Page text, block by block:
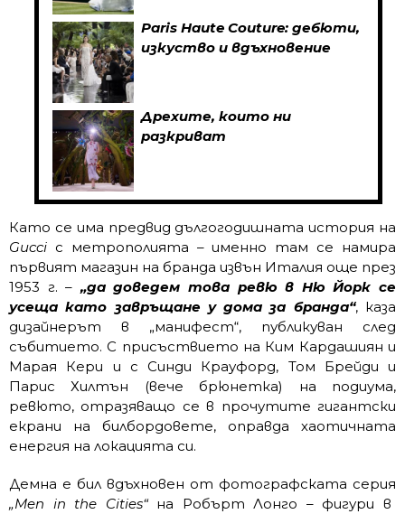
Paris Haute Couture: дебюти,
изкуство и вдъхновение
Дрехите, които ни
разкриват
Като се има предвид дългогодишната история на
Gucci с метрополията – именно там се намира
първият магазин на бранда извън Италия още през
1953 г. – „да доведем това ревю в Ню Йорк се
усеща като завръщане у дома за бранда“, каза
дизайнерът в „манифест“, публикуван след
събитието. С присъствието на Ким Кардашиян и
Марая Кери и с Синди Крауфорд, Том Брейди и
Парис Хилтън (вече брюнетка) на подиума,
ревюто, отразяващо се в прочутите гигантски
екрани на билбордовете, оправда хаотичната
енергия на локацията си.
Демна е бил вдъхновен от фотографската серия
„Men in the Cities“на Робърт Лонго – фигури в